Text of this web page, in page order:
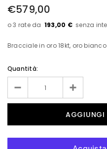
€579,00
193,00 €
Bracciale in oro 18kt, oro
Quantità: